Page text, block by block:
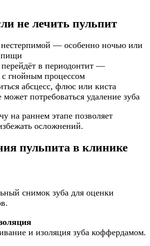
не лечить пульпит
нестерпимой — особенно ночью или
пищи
в периодонтит —
гнойным процессом
абсцесс, флюс или киста
может потребоваться удаление зуба
на раннем этапе позволяет
осложнений.
пульпита в клинике
снимок зуба для оценки
и изоляция зуба коффердамом.